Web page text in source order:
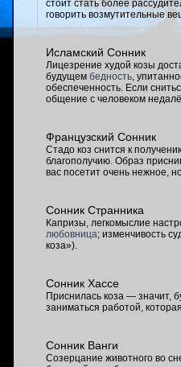
стоит стать более
говорить возмутительные
Исламский Сонник
Лицезрение худой козы
будущем бедность,
обеспеченность. Если
общение с человеком
Французский Сонник
Стадо коз снится к
благополучию. Образ
вас посетит очень нежное,
Сонник Странника
Капризы, легкомыслие
любовница; изменчивость
коза»).
Сонник Хассе
Приснилась коза — значит,
заниматься работой,
Сонник Ванги
Созерцание животного во